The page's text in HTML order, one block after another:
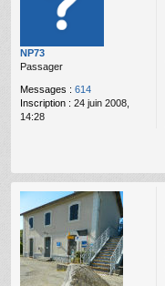
NP73
Passager
Messages : 614
Inscription : 24 juin 2008,
14:28